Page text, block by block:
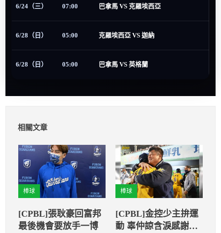
6/24（三） 07:00 巴拿馬 VS 克羅埃西亞
6/28（日） 05:00 克羅埃西亞 VS 迦納
6/28（日） 05:00 巴拿馬 VS 英格蘭
相關文章
棒球
[CPBL]張耿豪回富邦
最後機會要放手一博
棒球
[CPBL]金控少主拚運
動 辜仲諒含淚感謝中